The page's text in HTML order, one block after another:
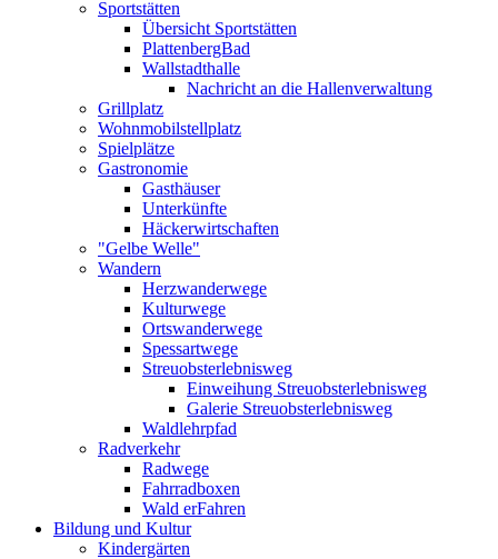
Sportstätten
Übersicht Sportstätten
PlattenbergBad
Wallstadthalle
Nachricht an die Hallenverwaltung
Grillplatz
Wohnmobilstellplatz
Spielplätze
Gastronomie
Gasthäuser
Unterkünfte
Häckerwirtschaften
"Gelbe Welle"
Wandern
Herzwanderwege
Kulturwege
Ortswanderwege
Spessartwege
Streuobsterlebnisweg
Einweihung Streuobsterlebnisweg
Galerie Streuobsterlebnisweg
Waldlehrpfad
Radverkehr
Radwege
Fahrradboxen
Wald erFahren
Bildung und Kultur
Kindergärten